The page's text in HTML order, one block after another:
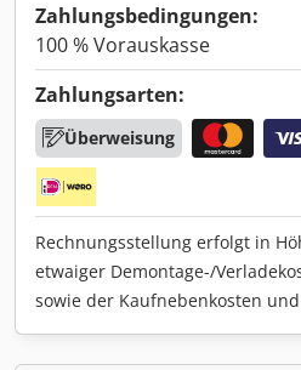
Zahlungsbedingungen:
100 % Vorauskasse
Zahlungsarten:
Überweisung
Rechnungsstellung erfolgt in
etwaiger Demontage-/
sowie der Kaufnebenkosten